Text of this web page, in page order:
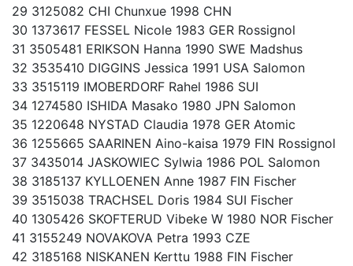
29 3125082 CHI Chunxue 1998 CHN
30 1373617 FESSEL Nicole 1983 GER Rossignol
31 3505481 ERIKSON Hanna 1990 SWE Madshus
32 3535410 DIGGINS Jessica 1991 USA Salomon
33 3515119 IMOBERDORF Rahel 1986 SUI
34 1274580 ISHIDA Masako 1980 JPN Salomon
35 1220648 NYSTAD Claudia 1978 GER Atomic
36 1255665 SAARINEN Aino-kaisa 1979 FIN Rossignol
37 3435014 JASKOWIEC Sylwia 1986 POL Salomon
38 3185137 KYLLOENEN Anne 1987 FIN Fischer
39 3515038 TRACHSEL Doris 1984 SUI Fischer
40 1305426 SKOFTERUD Vibeke W 1980 NOR Fischer
41 3155249 NOVAKOVA Petra 1993 CZE
42 3185168 NISKANEN Kerttu 1988 FIN Fischer